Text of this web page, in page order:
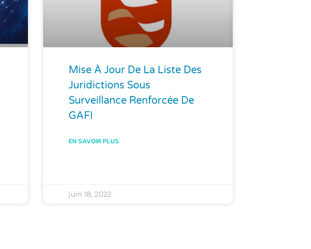
Mise À Jour De La Liste Des
Juridictions Sous
Surveillance Renforcée De
GAFI
EN SAVOIR PLUS
juin 18, 2022